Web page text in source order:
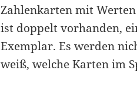
Zahlenkarten mit
ist doppelt vorhanden,
Exemplar. Es werden
weiß, welche Karten im